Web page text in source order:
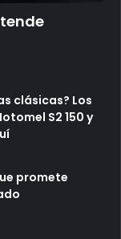
clásicas? Los
S2 150 y
promete